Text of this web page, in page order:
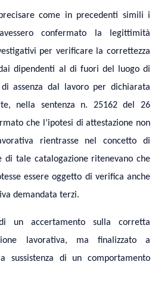
come in precedenti simili i
confermato la legittimità
per verificare la correttezza
dipendenti al di fuori del luogo di
assenza dal lavoro per dichiarata
nella sentenza n. 25162 del 26
che l’ipotesi di attestazione non
rientrasse nel concetto di
di tale catalogazione ritenevano che
essere oggetto di verifica anche
demandata terzi.
un accertamento sulla corretta
lavorativa, ma finalizzato a
sussistenza di un comportamento